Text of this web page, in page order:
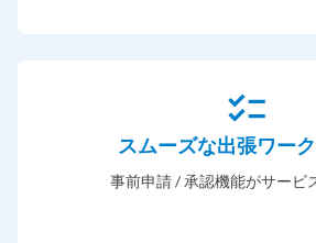
スムーズな出張ワー
事前申請 / 承認機能がサービ